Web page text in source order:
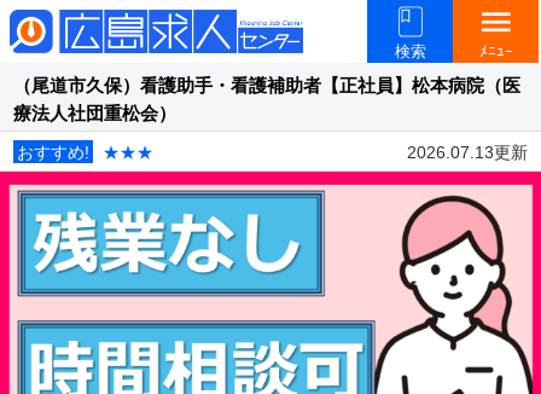
検索
menu
ﾒﾆｭｰ
（尾道市久保）看護助手・看護補助者【正社員】松本病院（医
療法人社団重松会）
おすすめ! ★★★ 2026.07.13更新